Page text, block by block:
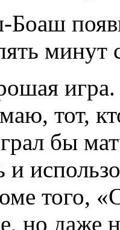
минут
тот,
бы
и
того,
но даже